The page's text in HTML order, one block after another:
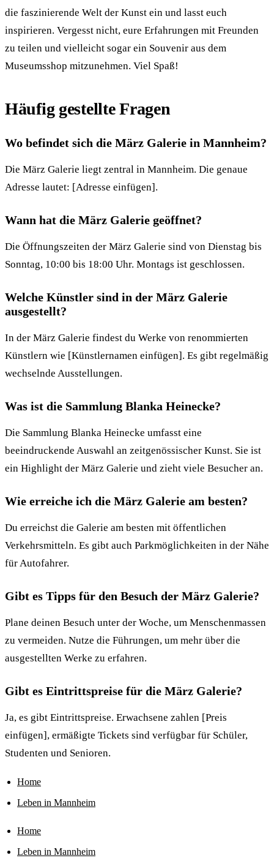
die faszinierende Welt der Kunst ein und lasst euch
inspirieren. Vergesst nicht, eure Erfahrungen mit Freunden
zu teilen und vielleicht sogar ein Souvenir aus dem
Museumsshop mitzunehmen. Viel Spaß!
Häufig gestellte Fragen
Wo befindet sich die März Galerie in Mannheim?
Die März Galerie liegt zentral in Mannheim. Die genaue
Adresse lautet: [Adresse einfügen].
Wann hat die März Galerie geöffnet?
Die Öffnungszeiten der März Galerie sind von Dienstag bis
Sonntag, 10:00 bis 18:00 Uhr. Montags ist geschlossen.
Welche Künstler sind in der März Galerie
ausgestellt?
In der März Galerie findest du Werke von renommierten
Künstlern wie [Künstlernamen einfügen]. Es gibt regelmäßig
wechselnde Ausstellungen.
Was ist die Sammlung Blanka Heinecke?
Die Sammlung Blanka Heinecke umfasst eine
beeindruckende Auswahl an zeitgenössischer Kunst. Sie ist
ein Highlight der März Galerie und zieht viele Besucher an.
Wie erreiche ich die März Galerie am besten?
Du erreichst die Galerie am besten mit öffentlichen
Verkehrsmitteln. Es gibt auch Parkmöglichkeiten in der Nähe
für Autofahrer.
Gibt es Tipps für den Besuch der März Galerie?
Plane deinen Besuch unter der Woche, um Menschenmassen
zu vermeiden. Nutze die Führungen, um mehr über die
ausgestellten Werke zu erfahren.
Gibt es Eintrittspreise für die März Galerie?
Ja, es gibt Eintrittspreise. Erwachsene zahlen [Preis
einfügen], ermäßigte Tickets sind verfügbar für Schüler,
Studenten und Senioren.
Home
Leben in Mannheim
Home
Leben in Mannheim